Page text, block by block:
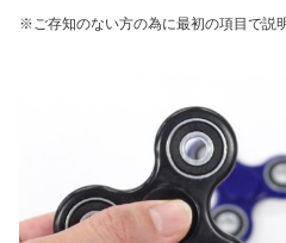
※ご存知のない方の為に最初の項目で説